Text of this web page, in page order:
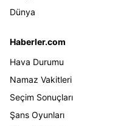
Dünya
Haberler.com
Hava Durumu
Namaz Vakitleri
Seçim Sonuçları
Şans Oyunları